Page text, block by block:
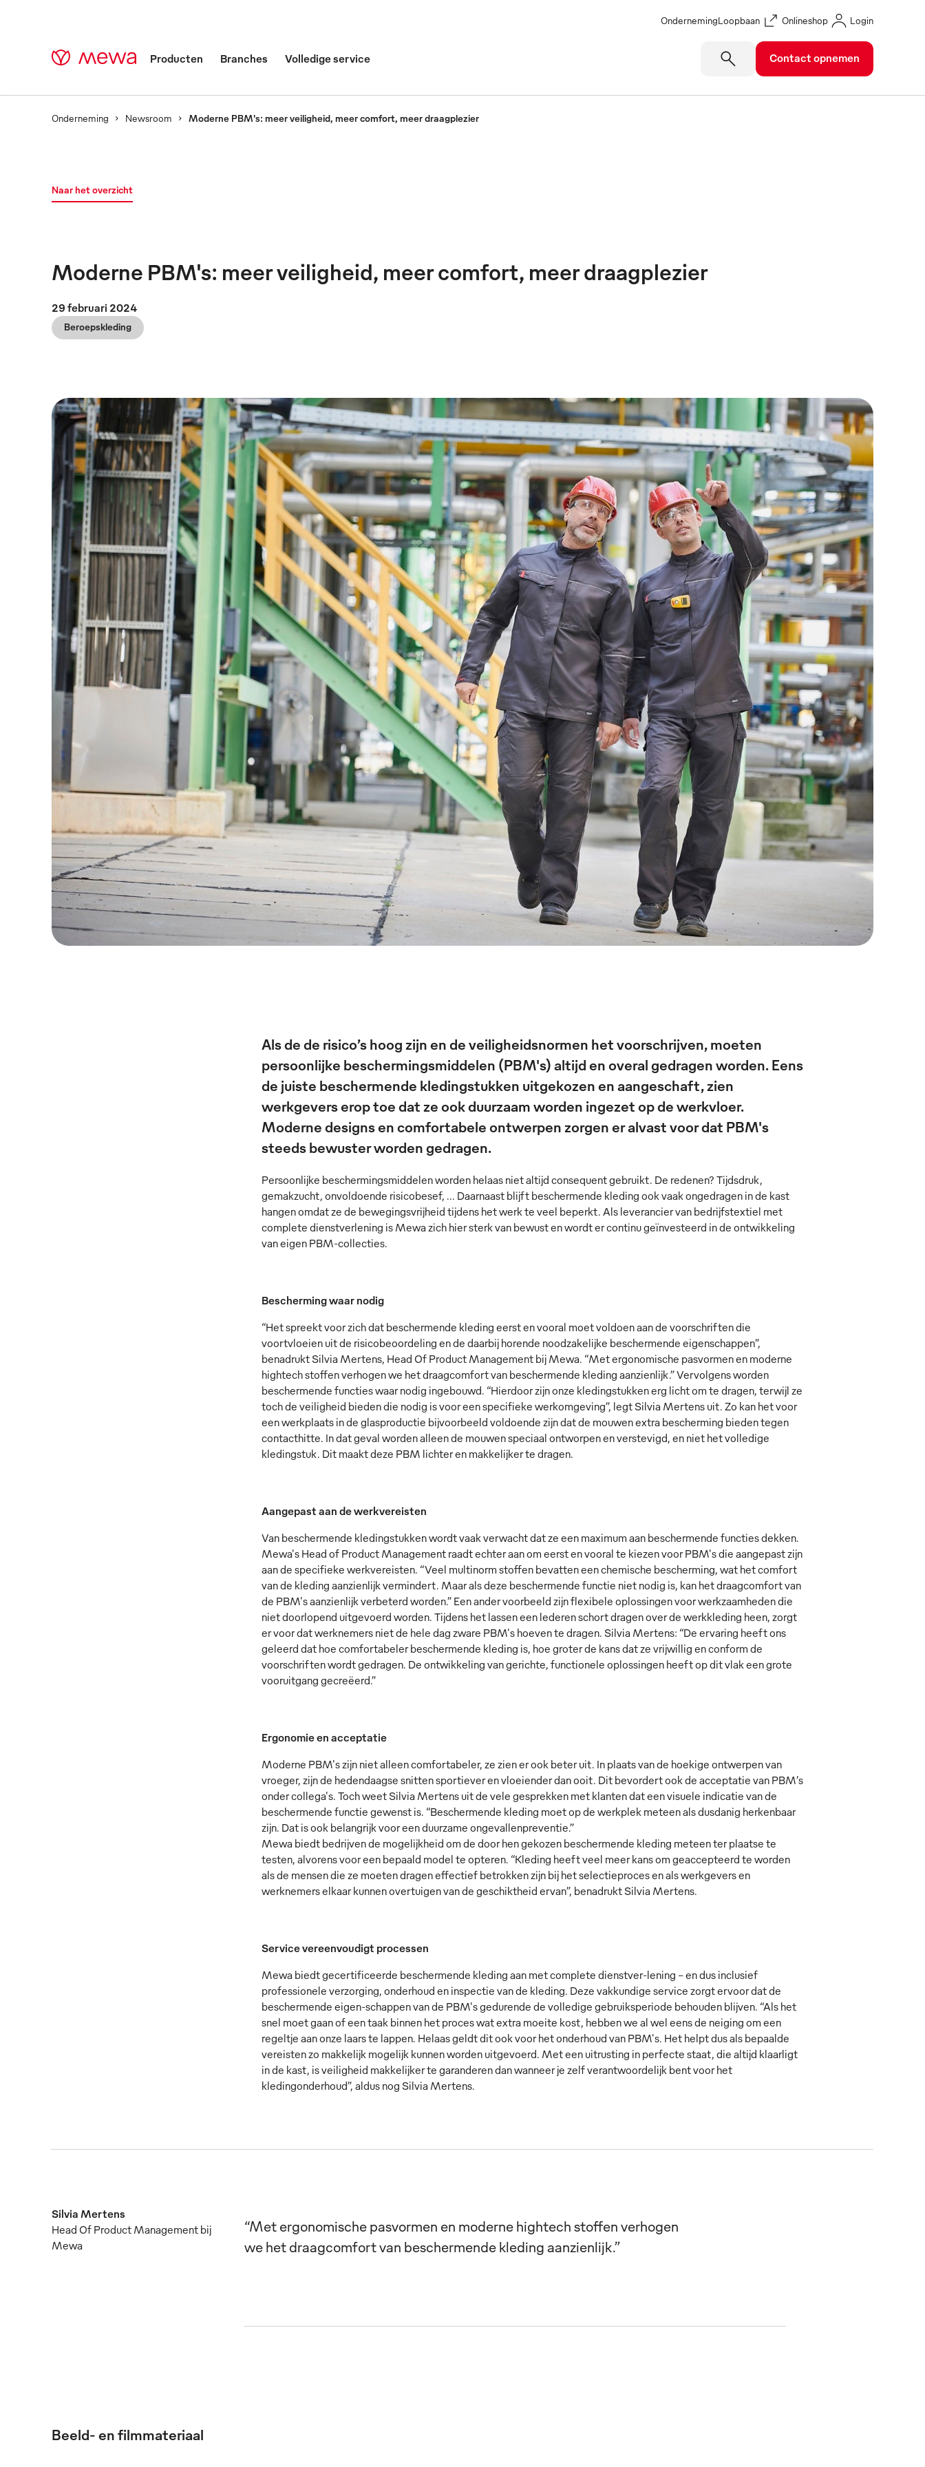
OndernemingLoopbaan Onlineshop Login
Producten Branches Volledige service Contact opnemen
Onderneming Newsroom Moderne PBM's: meer veiligheid, meer comfort, meer draagplezier
Naar het overzicht
Moderne PBM's: meer veiligheid, meer comfort, meer draagplezier
29 februari 2024
Beroepskleding
Als de de risico’s hoog zijn en de veiligheidsnormen het voorschrijven, moeten
persoonlijke beschermingsmiddelen (PBM's) altijd en overal gedragen worden. Eens
de juiste beschermende kledingstukken uitgekozen en aangeschaft, zien
werkgevers erop toe dat ze ook duurzaam worden ingezet op de werkvloer.
Moderne designs en comfortabele ontwerpen zorgen er alvast voor dat PBM's
steeds bewuster worden gedragen.
Persoonlijke beschermingsmiddelen worden helaas niet altijd consequent gebruikt. De redenen? Tijdsdruk,
gemakzucht, onvoldoende risicobesef, ... Daarnaast blijft beschermende kleding ook vaak ongedragen in de kast
hangen omdat ze de bewegingsvrijheid tijdens het werk te veel beperkt. Als leverancier van bedrijfstextiel met
complete dienstverlening is Mewa zich hier sterk van bewust en wordt er continu geïnvesteerd in de ontwikkeling
van eigen PBM-collecties.
Bescherming waar nodig
“Het spreekt voor zich dat beschermende kleding eerst en vooral moet voldoen aan de voorschriften die
voortvloeien uit de risicobeoordeling en de daarbij horende noodzakelijke beschermende eigenschappen”,
benadrukt Silvia Mertens, Head Of Product Management bij Mewa. “Met ergonomische pasvormen en moderne
hightech stoffen verhogen we het draagcomfort van beschermende kleding aanzienlijk.” Vervolgens worden
beschermende functies waar nodig ingebouwd. “Hierdoor zijn onze kledingstukken erg licht om te dragen, terwijl ze
toch de veiligheid bieden die nodig is voor een specifieke werkomgeving”, legt Silvia Mertens uit. Zo kan het voor
een werkplaats in de glasproductie bijvoorbeeld voldoende zijn dat de mouwen extra bescherming bieden tegen
contacthitte. In dat geval worden alleen de mouwen speciaal ontworpen en verstevigd, en niet het volledige
kledingstuk. Dit maakt deze PBM lichter en makkelijker te dragen.
Aangepast aan de werkvereisten
Van beschermende kledingstukken wordt vaak verwacht dat ze een maximum aan beschermende functies dekken.
Mewa's Head of Product Management raadt echter aan om eerst en vooral te kiezen voor PBM's die aangepast zijn
aan de specifieke werkvereisten. “Veel multinorm stoffen bevatten een chemische bescherming, wat het comfort
van de kleding aanzienlijk vermindert. Maar als deze beschermende functie niet nodig is, kan het draagcomfort van
de PBM's aanzienlijk verbeterd worden.” Een ander voorbeeld zijn flexibele oplossingen voor werkzaamheden die
niet doorlopend uitgevoerd worden. Tijdens het lassen een lederen schort dragen over de werkkleding heen, zorgt
er voor dat werknemers niet de hele dag zware PBM's hoeven te dragen. Silvia Mertens: “De ervaring heeft ons
geleerd dat hoe comfortabeler beschermende kleding is, hoe groter de kans dat ze vrijwillig en conform de
voorschriften wordt gedragen. De ontwikkeling van gerichte, functionele oplossingen heeft op dit vlak een grote
vooruitgang gecreëerd.”
Ergonomie en acceptatie
Moderne PBM's zijn niet alleen comfortabeler, ze zien er ook beter uit. In plaats van de hoekige ontwerpen van
vroeger, zijn de hedendaagse snitten sportiever en vloeiender dan ooit. Dit bevordert ook de acceptatie van PBM’s
onder collega's. Toch weet Silvia Mertens uit de vele gesprekken met klanten dat een visuele indicatie van de
beschermende functie gewenst is. “Beschermende kleding moet op de werkplek meteen als dusdanig herkenbaar
zijn. Dat is ook belangrijk voor een duurzame ongevallenpreventie.”
Mewa biedt bedrijven de mogelijkheid om de door hen gekozen beschermende kleding meteen ter plaatse te
testen, alvorens voor een bepaald model te opteren. “Kleding heeft veel meer kans om geaccepteerd te worden
als de mensen die ze moeten dragen effectief betrokken zijn bij het selectieproces en als werkgevers en
werknemers elkaar kunnen overtuigen van de geschiktheid ervan”, benadrukt Silvia Mertens.
Service vereenvoudigt processen
Mewa biedt gecertificeerde beschermende kleding aan met complete dienstver-lening – en dus inclusief
professionele verzorging, onderhoud en inspectie van de kleding. Deze vakkundige service zorgt ervoor dat de
beschermende eigen-schappen van de PBM's gedurende de volledige gebruiksperiode behouden blijven. “Als het
snel moet gaan of een taak binnen het proces wat extra moeite kost, hebben we al wel eens de neiging om een
regeltje aan onze laars te lappen. Helaas geldt dit ook voor het onderhoud van PBM's. Het helpt dus als bepaalde
vereisten zo makkelijk mogelijk kunnen worden uitgevoerd. Met een uitrusting in perfecte staat, die altijd klaarligt
in de kast, is veiligheid makkelijker te garanderen dan wanneer je zelf verantwoordelijk bent voor het
kledingonderhoud”, aldus nog Silvia Mertens.
Silvia Mertens
Head Of Product Management bij
Mewa
“Met ergonomische pasvormen en moderne hightech stoffen verhogen
we het draagcomfort van beschermende kleding aanzienlijk.”
Beeld- en filmmateriaal